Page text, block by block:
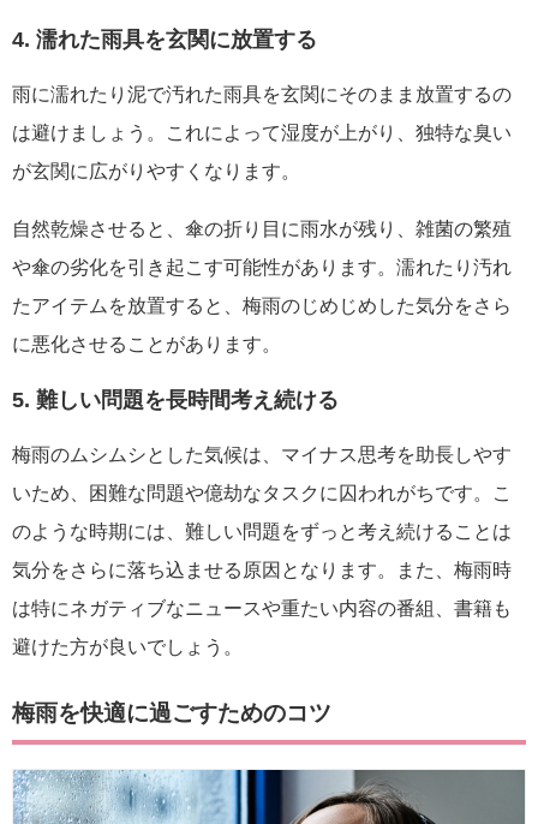
4. 濡れた雨具を玄関に放置する
雨に濡れたり泥で汚れた雨具を玄関にそのまま放置するの
は避けましょう。これによって湿度が上がり、独特な臭い
が玄関に広がりやすくなります。
自然乾燥させると、傘の折り目に雨水が残り、雑菌の繁殖
や傘の劣化を引き起こす可能性があります。濡れたり汚れ
たアイテムを放置すると、梅雨のじめじめした気分をさら
に悪化させることがあります。
5. 難しい問題を長時間考え続ける
梅雨のムシムシとした気候は、マイナス思考を助長しやす
いため、困難な問題や億劫なタスクに囚われがちです。こ
のような時期には、難しい問題をずっと考え続けることは
気分をさらに落ち込ませる原因となります。また、梅雨時
は特にネガティブなニュースや重たい内容の番組、書籍も
避けた方が良いでしょう。
梅雨を快適に過ごすためのコツ